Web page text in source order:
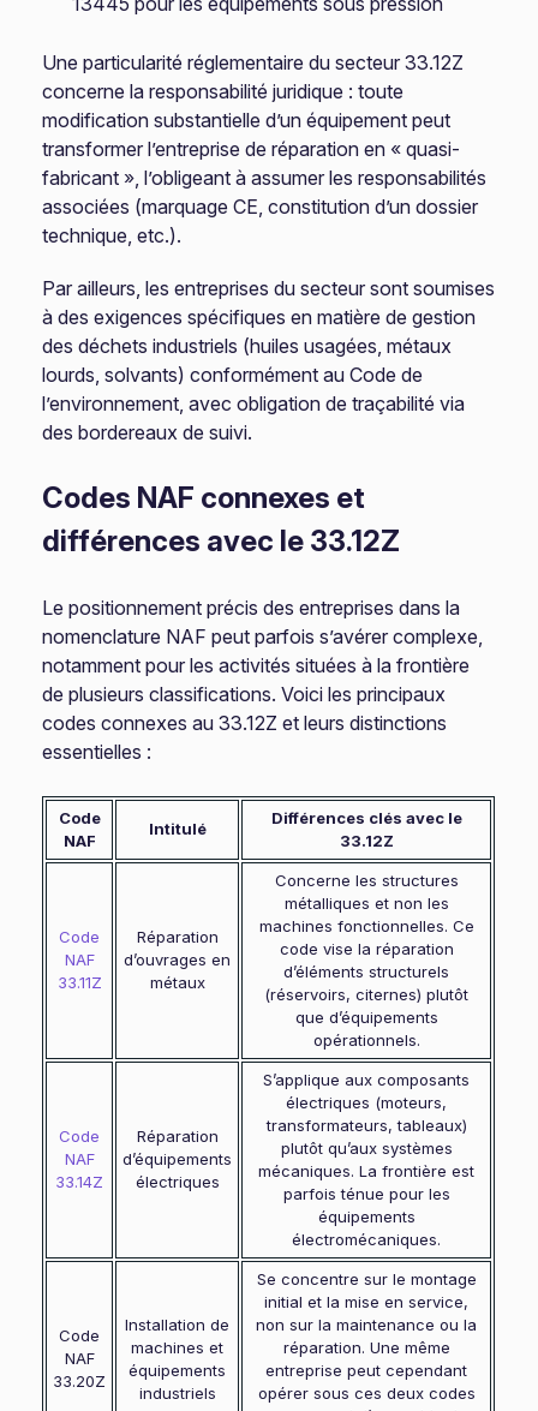
Une particularité réglementaire du secteur 33.12Z
concerne la responsabilité juridique : toute
modification substantielle d’un équipement peut
transformer l’entreprise de réparation en « quasi-
fabricant », l’obligeant à assumer les responsabilités
associées (marquage CE, constitution d’un dossier
technique, etc.).
Par ailleurs, les entreprises du secteur sont soumises
à des exigences spécifiques en matière de gestion
des déchets industriels (huiles usagées, métaux
lourds, solvants) conformément au Code de
l’environnement, avec obligation de traçabilité via
des bordereaux de suivi.
Codes NAF connexes et
différences avec le 33.12Z
Le positionnement précis des entreprises dans la
nomenclature NAF peut parfois s’avérer complexe,
notamment pour les activités situées à la frontière
de plusieurs classifications. Voici les principaux
codes connexes au 33.12Z et leurs distinctions
essentielles :
Code
NAF
Intitulé
Différences clés avec le
33.12Z
Code
NAF
33.11Z
Réparation
d’ouvrages en
métaux
Concerne les structures
métalliques et non les
machines fonctionnelles. Ce
code vise la réparation
d’éléments structurels
(réservoirs, citernes) plutôt
que d’équipements
opérationnels.
Code
NAF
33.14Z
Réparation
d’équipements
électriques
S’applique aux composants
électriques (moteurs,
transformateurs, tableaux)
plutôt qu’aux systèmes
mécaniques. La frontière est
parfois ténue pour les
équipements
électromécaniques.
Code
NAF
33.20Z
Installation de
machines et
équipements
industriels
Se concentre sur le montage
initial et la mise en service,
non sur la maintenance ou la
réparation. Une même
entreprise peut cependant
opérer sous ces deux codes